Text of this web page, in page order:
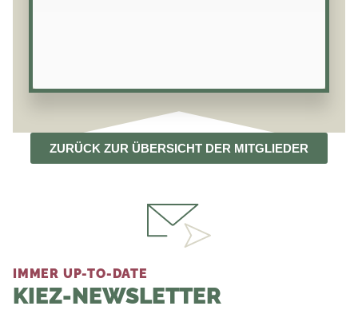
ZURÜCK ZUR ÜBERSICHT DER MITGLIEDER
IMMER UP-TO-DATE
KIEZ-NEWSLETTER